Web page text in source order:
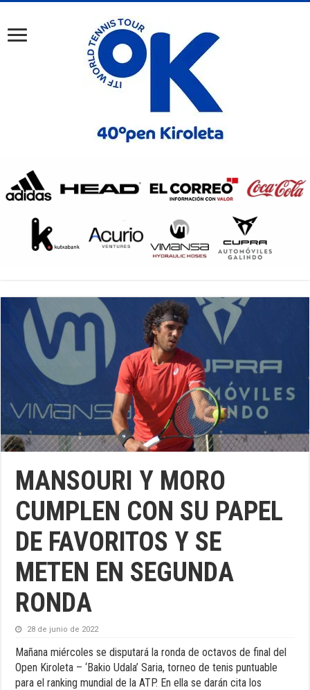
MANSOURI Y MORO
CUMPLEN CON SU PAPEL
DE FAVORITOS Y SE
METEN EN SEGUNDA
RONDA
28 de junio de 2022
Mañana miércoles se disputará la ronda de octavos de final del
Open Kiroleta – ‘Bakio Udala’ Saria, torneo de tenis puntuable
para el ranking mundial de la ATP. En ella se darán cita los